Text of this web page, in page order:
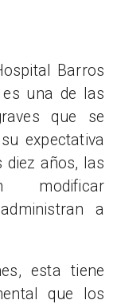
Barros
una de las
que se
expectativa
diez años, las
modificar
a
esta tiene
que los